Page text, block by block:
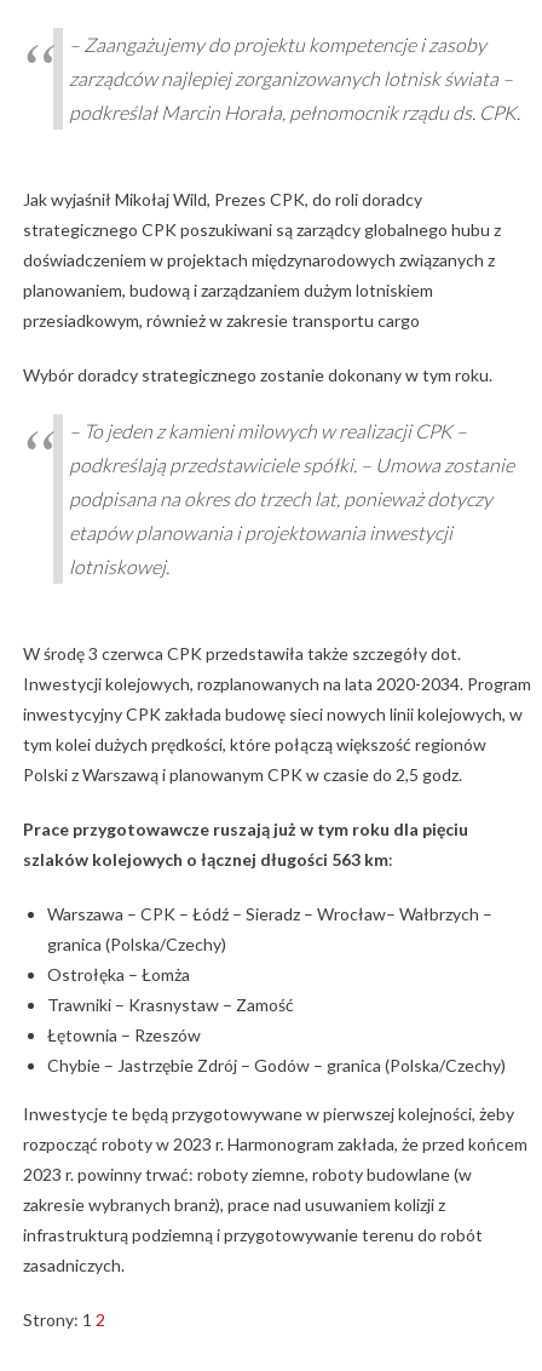
– Zaangażujemy do projektu kompetencje i zasoby
zarządców najlepiej zorganizowanych lotnisk świata –
podkreślał Marcin Horała, pełnomocnik rządu ds. CPK.
Jak wyjaśnił Mikołaj Wild, Prezes CPK, do roli doradcy
strategicznego CPK poszukiwani są zarządcy globalnego hubu z
doświadczeniem w projektach międzynarodowych związanych z
planowaniem, budową i zarządzaniem dużym lotniskiem
przesiadkowym, również w zakresie transportu cargo
Wybór doradcy strategicznego zostanie dokonany w tym roku.
– To jeden z kamieni milowych w realizacji CPK –
podkreślają przedstawiciele spółki. – Umowa zostanie
podpisana na okres do trzech lat, ponieważ dotyczy
etapów planowania i projektowania inwestycji
lotniskowej.
W środę 3 czerwca CPK przedstawiła także szczegóły dot.
Inwestycji kolejowych, rozplanowanych na lata 2020-2034. Program
inwestycyjny CPK zakłada budowę sieci nowych linii kolejowych, w
tym kolei dużych prędkości, które połączą większość regionów
Polski z Warszawą i planowanym CPK w czasie do 2,5 godz.
Prace przygotowawcze ruszają już w tym roku dla pięciu
szlaków kolejowych o łącznej długości 563 km:
Warszawa – CPK – Łódź – Sieradz – Wrocław– Wałbrzych –
granica (Polska/Czechy)
Ostrołęka – Łomża
Trawniki – Krasnystaw – Zamość
Łętownia – Rzeszów
Chybie – Jastrzębie Zdrój – Godów – granica (Polska/Czechy)
Inwestycje te będą przygotowywane w pierwszej kolejności, żeby
rozpocząć roboty w 2023 r. Harmonogram zakłada, że przed końcem
2023 r. powinny trwać: roboty ziemne, roboty budowlane (w
zakresie wybranych branż), prace nad usuwaniem kolizji z
infrastrukturą podziemną i przygotowywanie terenu do robót
zasadniczych.
Strony: 1 2